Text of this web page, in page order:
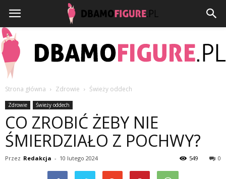
Strona główna Zdrowie Świeży oddech
Zdrowie Świeży oddech
CO ZROBIĆ ŻEBY NIE
ŚMIERDZIAŁO Z POCHWY?
Przez Redakcja - 10 lutego 2024 0
549